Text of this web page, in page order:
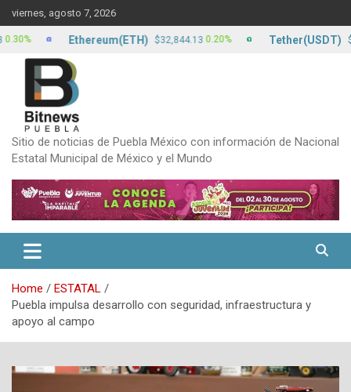
Skip
to
content
viernes, agosto 7, 2026
Sitio de noticias de Puebla México con información de Nacional
Estatal Municipal de México y el Mundo
Home
ESTATAL
Puebla impulsa desarrollo con seguridad, infraestructura y
apoyo al campo
Ethereum(ETH) $32,844.13 0.20% Tether(USDT) $17.15